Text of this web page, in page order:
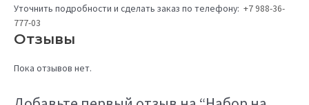
Уточнить подробности и сделать заказ по телефону: +7 988-36-
777-03
Отзывы
Пока отзывов нет.